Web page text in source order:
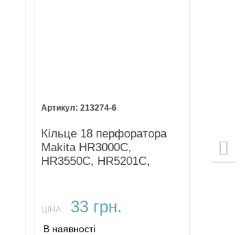
213274-6
Кільце 18 перфоратора
Makita HR3000C,
HR3550C, HR5201C,
ЦІНА: 33 грн.
В наявності